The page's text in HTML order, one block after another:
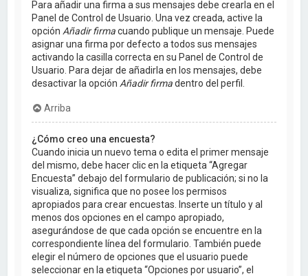
Para añadir una firma a sus mensajes debe crearla en el
Panel de Control de Usuario. Una vez creada, active la
opción Añadir firmacuando publique un mensaje. Puede
asignar una firma por defecto a todos sus mensajes
activando la casilla correcta en su Panel de Control de
Usuario. Para dejar de añadirla en los mensajes, debe
desactivar la opción Añadir firmadentro del perfil.
Arriba
¿Cómo creo una encuesta?
Cuando inicia un nuevo tema o edita el primer mensaje
del mismo, debe hacer clic en la etiqueta “Agregar
Encuesta” debajo del formulario de publicación; si no la
visualiza, significa que no posee los permisos
apropiados para crear encuestas. Inserte un título y al
menos dos opciones en el campo apropiado,
asegurándose de que cada opción se encuentre en la
correspondiente línea del formulario. También puede
elegir el número de opciones que el usuario puede
seleccionar en la etiqueta “Opciones por usuario”, el